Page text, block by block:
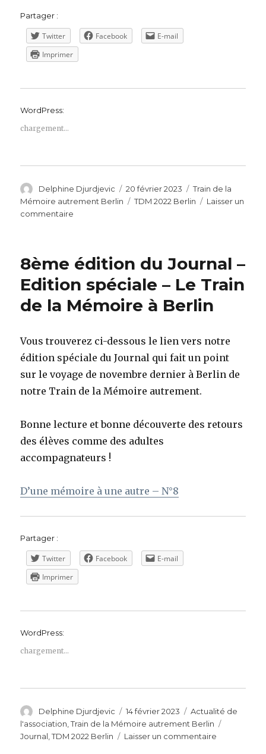
Partager :
Twitter Facebook
E-mail
Imprimer
WordPress:
chargement…
Auteur
Delphine Djurdjevic
Publié
le
20 février 2023 Catégories
Train de la
Mémoire autrement Berlin
Étiquettes
TDM 2022 Berlin
Laisser un
commentaire
Mémoire
–
Musée
de
Conférence
Wannsee
8ème édition du Journal –
Edition spéciale – Le Train
de la Mémoire à Berlin
Vous trouverez ci-dessous le lien vers notre
édition spéciale du Journal qui fait un point
sur le voyage de novembre dernier à Berlin de
notre Train de la Mémoire autrement.
Bonne lecture et bonne découverte des retours
des élèves comme des adultes
accompagnateurs !
D’une mémoire à une autre – N°8
Partager :
Twitter Facebook
E-mail
Imprimer
WordPress:
chargement…
Auteur
Delphine Djurdjevic
Publié
le
14 février 2023 Catégories
Actualité de
l'association,Train de la Mémoire autrement Berlin
Journal,TDM 2022 Berlin Laisser un commentaire